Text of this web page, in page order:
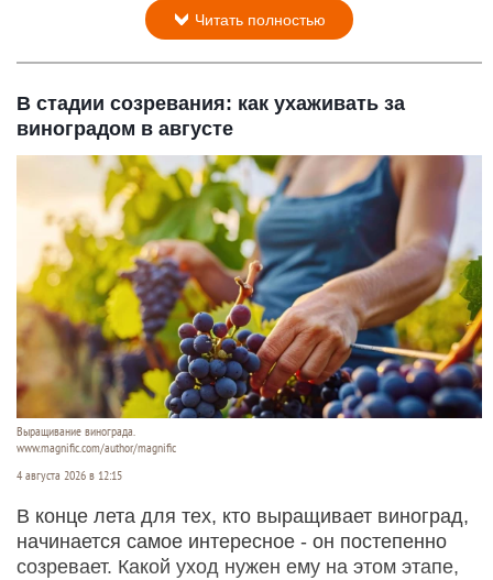
Читать полностью
В стадии созревания: как ухаживать за
виноградом в августе
Выращивание винограда.
www.magnific.com/author/magnific
4 августа 2026 в 12:15
В конце лета для тех, кто выращивает виноград,
начинается самое интересное - он постепенно
созревает. Какой уход нужен ему на этом этапе,